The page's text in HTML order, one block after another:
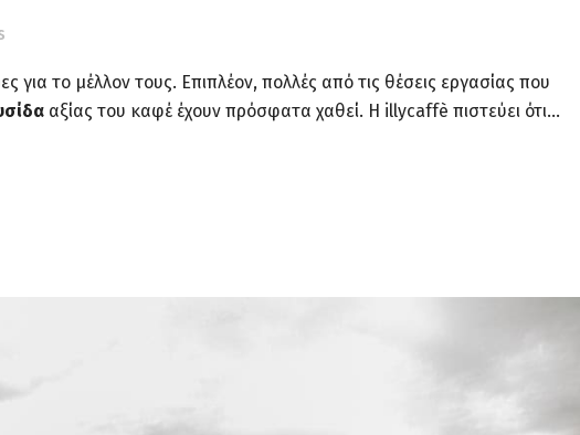
για το μέλλον τους. Επιπλέον, πολλές από τις θέσεις εργασίας που
αξίας του καφέ έχουν πρόσφατα χαθεί. Η illycaffè πιστεύει ότι...